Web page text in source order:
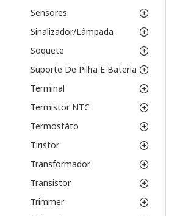
Sensores
Sinalizador/Lâmpada
Soquete
Suporte De Pilha E Bateria
Terminal
Termistor NTC
Termostáto
Tiristor
Transformador
Transistor
Trimmer